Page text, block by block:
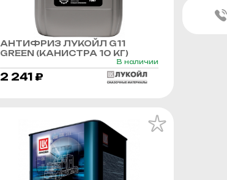
АНТИФРИЗ ЛУКОЙЛ G11
GREEN (КАНИСТРА 10 КГ)
В наличии
2 241 ₽